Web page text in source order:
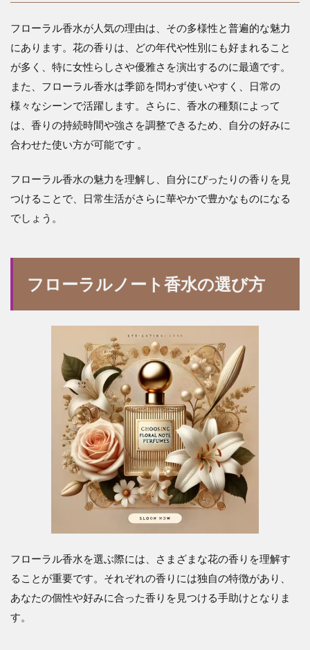
フローラル香水が人気の理由は、その多様性と普遍的な魅力
にあります。花の香りは、どの年代や性別にも好まれること
が多く、特に女性らしさや優雅さを演出するのに最適です。
また、フローラル香水は季節を問わず使いやすく、日常の
様々なシーンで活躍します。さらに、香水の種類によって
は、香りの持続時間や強さを調整できるため、自分の好みに
合わせた使い方が可能です 。
フローラル香水の魅力を理解し、自分にぴったりの香りを見
つけることで、日常生活がさらに華やかで豊かなものになる
でしょう。
フローラルノート香水の選び方
フローラル香水を選ぶ際には、さまざまな花の香りを理解す
ることが重要です。それぞれの香りには独自の特徴があり、
あなたの個性や好みに合った香りを見つける手助けとなりま
す。